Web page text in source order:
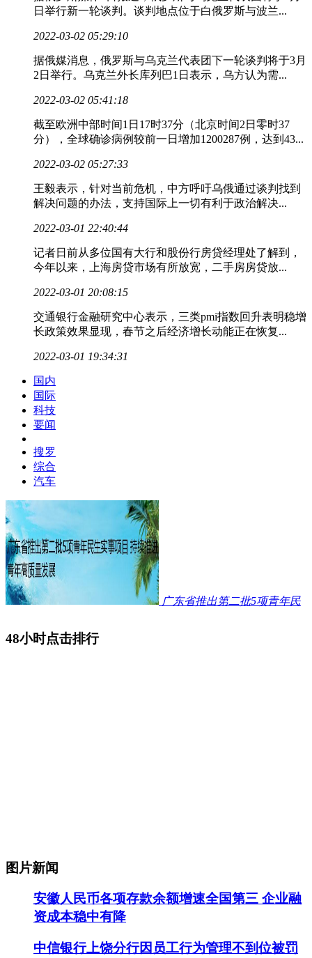
日举行新一轮谈判。谈判地点位于白俄罗斯与波兰...
2022-03-02 05:29:10
据俄媒消息，俄罗斯与乌克兰代表团下一轮谈判将于3月
2日举行。乌克兰外长库列巴1日表示，乌方认为需...
2022-03-02 05:41:18
截至欧洲中部时间1日17时37分（北京时间2日零时37
分），全球确诊病例较前一日增加1200287例，达到43...
2022-03-02 05:27:33
王毅表示，针对当前危机，中方呼吁乌俄通过谈判找到
解决问题的办法，支持国际上一切有利于政治解决...
2022-03-01 22:40:44
记者日前从多位国有大行和股份行房贷经理处了解到，
今年以来，上海房贷市场有所放宽，二手房房贷放...
2022-03-01 20:08:15
交通银行金融研究中心表示，三类pmi指数回升表明稳增
长政策效果显现，春节之后经济增长动能正在恢复...
2022-03-01 19:34:31
国内
国际
科技
要闻
搜罗
综合
汽车
广东省推出第二批5项青年民
48小时点击排行
图片新闻
安徽人民币各项存款余额增速全国第三 企业融
资成本稳中有降
中信银行上饶分行因员工行为管理不到位被罚